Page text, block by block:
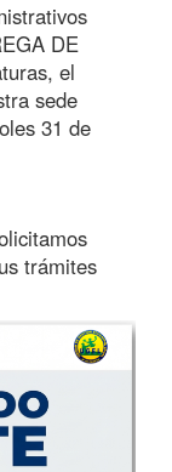
DE
el
sede
31 de
trámites